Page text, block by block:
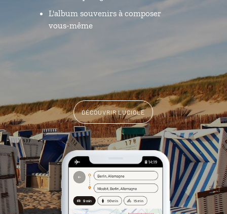
L'album souvenirs à composer
vous-même
DÉCOUVRIR LUCIOLE